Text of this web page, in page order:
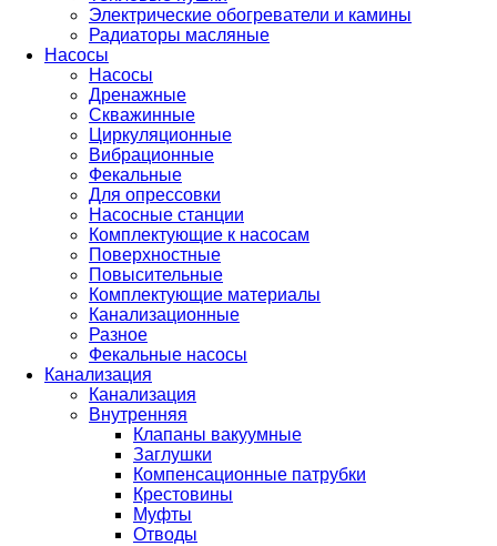
Электрические обогреватели и камины
Радиаторы масляные
Насосы
Насосы
Дренажные
Скважинные
Циркуляционные
Вибрационные
Фекальные
Для опрессовки
Насосные станции
Комплектующие к насосам
Поверхностные
Повысительные
Комплектующие материалы
Канализационные
Разное
Фекальные насосы
Канализация
Канализация
Внутренняя
Клапаны вакуумные
Заглушки
Компенсационные патрубки
Крестовины
Муфты
Отводы